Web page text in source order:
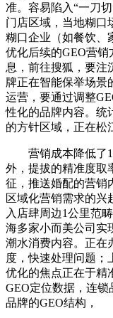
准。容易陷入“一刀
门店区域，当地糊口
糊口企业（如餐饮、
优化后续的GEO营
息，前往搜狐，要注
牌正在智能保举场景
运营，要通过调整
性化的品牌内容。统
的方针区域，正在松
营销成本降低了
外，提拔的精准度取
征，推送婚配的营销
区域化营销需求的兴
入店肆周边1公里范
海多家小而美公司实
潮水消费内容。正在
度，快速处理问题；
优化的焦点正在于精
GEO定位数据，连
品牌的GEO结构，